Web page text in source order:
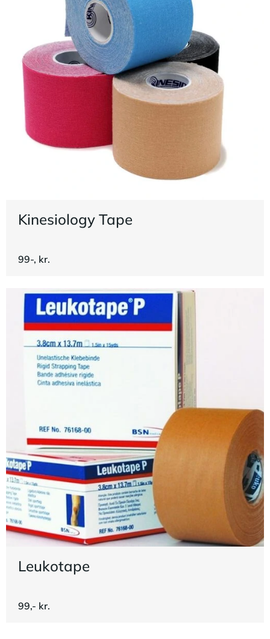
Kinesiology Tape
99-, kr.
Leukotape
99,- kr.